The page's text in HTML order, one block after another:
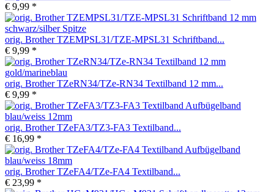
€ 9,99 *
orig. Brother TZEMPSL31/TZE-MPSL31 Schriftband...
€ 9,99 *
orig. Brother TZeRN34/TZe-RN34 Textilband 12 mm...
€ 9,99 *
orig. Brother TZeFA3/TZ3-FA3 Textilband...
€ 16,99 *
orig. Brother TZeFA4/TZe-FA4 Textilband...
€ 23,99 *